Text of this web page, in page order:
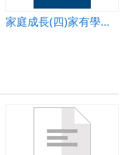
家庭成長(四)家有學齡兒童與青少年篇教案